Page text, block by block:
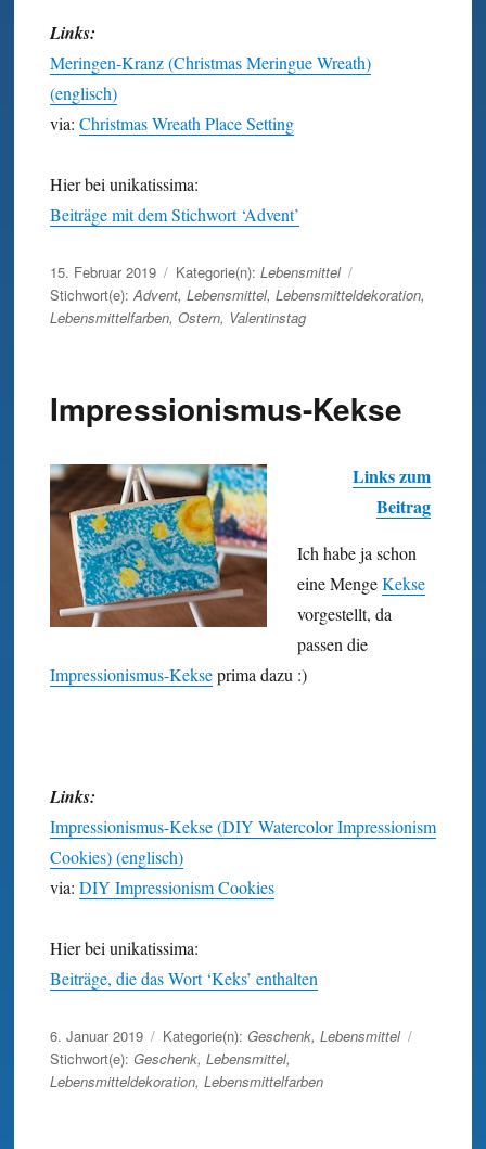
Links:
Meringen-Kranz (Christmas Meringue Wreath)
(englisch)
via: Christmas Wreath Place Setting
Hier bei unikatissima:
Beiträge mit dem Stichwort ‘Advent’
Veröffentlicht
am
15. Februar 2019 Kategorie(n): Lebensmittel
Stichwort(e):Advent, Lebensmittel, Lebensmitteldekoration,
Lebensmittelfarben, Ostern, Valentinstag
Impressionismus-Kekse
Links zum
Beitrag
Ich habe ja schon
eine MengeKekse
vorgestellt, da
passen die
Impressionismus-Kekseprima dazu :)
Links:
Impressionismus-Kekse (DIY Watercolor Impressionism
Cookies) (englisch)
via: DIY Impressionism Cookies
Hier bei unikatissima:
Beiträge, die das Wort ‘Keks’ enthalten
Veröffentlicht
am
6. Januar 2019 Kategorie(n): Geschenk, Lebensmittel
Stichwort(e): Geschenk, Lebensmittel,
Lebensmitteldekoration, Lebensmittelfarben